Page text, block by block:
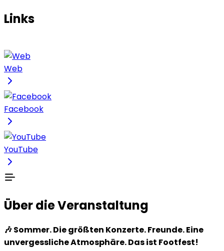
Links
Web
Facebook
YouTube
Über die Veranstaltung
🎶 Sommer. Die größten Konzerte. Freunde. Eine
unvergessliche Atmosphäre. Das ist Footfest!